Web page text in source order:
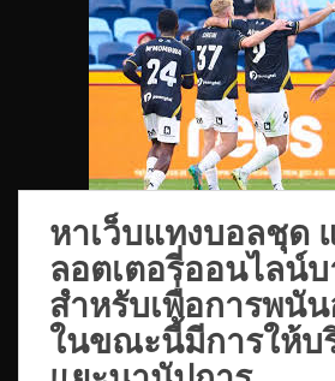
หาเว็บแทงบอลชุด
ลอตเตอรี่​ออนไลน์​
สำหรับเพื่อการพนั
ในขณะนี้มีการให้บ